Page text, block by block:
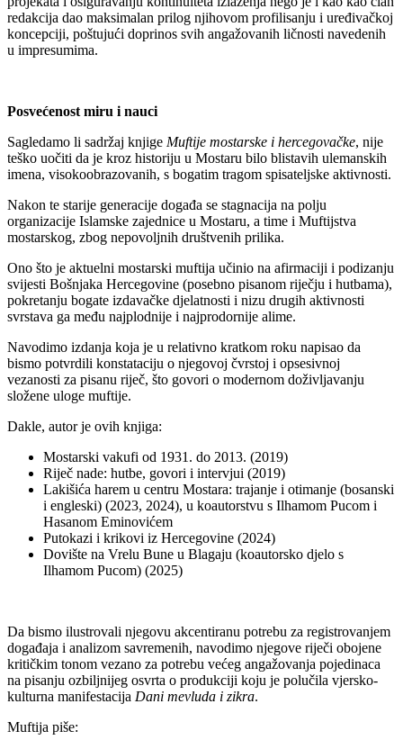
redakcija dao maksimalan prilog njihovom profilisanju i uređivačkoj
koncepciji, poštujući doprinos svih angažovanih ličnosti navedenih
u impresumima.
Posvećenost miru i nauci
Sagledamo li sadržaj knjige Muftije mostarske i hercegovačke, nije
teško uočiti da je kroz historiju u Mostaru bilo blistavih ulemanskih
imena, visokoobrazovanih, s bogatim tragom spisateljske aktivnosti.
Nakon te starije generacije događa se stagnacija na polju
organizacije Islamske zajednice u Mostaru, a time i Muftijstva
mostarskog, zbog nepovoljnih društvenih prilika.
Ono što je aktuelni mostarski muftija učinio na afirmaciji i podizanju
svijesti Bošnjaka Hercegovine (posebno pisanom riječju i hutbama),
pokretanju bogate izdavačke djelatnosti i nizu drugih aktivnosti
svrstava ga među najplodnije i najprodornije alime.
Navodimo izdanja koja je u relativno kratkom roku napisao da
bismo potvrdili konstataciju o njegovoj čvrstoj i opsesivnoj
vezanosti za pisanu riječ, što govori o modernom doživljavanju
složene uloge muftije.
Dakle, autor je ovih knjiga:
Mostarski vakufi od 1931. do 2013. (2019)
Riječ nade: hutbe, govori i intervjui (2019)
Lakišića harem u centru Mostara: trajanje i otimanje (bosanski
i engleski) (2023, 2024), u koautorstvu s Ilhamom Pucom i
Hasanom Eminovićem
Putokazi i krikovi iz Hercegovine (2024)
Dovište na Vrelu Bune u Blagaju (koautorsko djelo s
Ilhamom Pucom) (2025)
Da bismo ilustrovali njegovu akcentiranu potrebu za registrovanjem
događaja i analizom savremenih, navodimo njegove riječi obojene
kritičkim tonom vezano za potrebu većeg angažovanja pojedinaca
na pisanju ozbiljnijeg osvrta o produkciji koju je polučila vjersko-
kulturna manifestacija Dani mevluda i zikra.
Muftija piše: